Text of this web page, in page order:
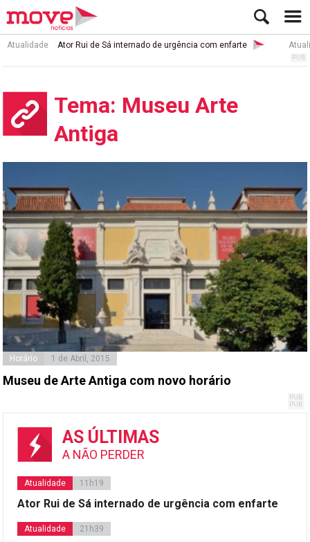
Atualidade Ator Rui de Sá internado de urgência com enfarte
Tema: Museu Arte
Antiga
Horário 1 de Abril, 2015
Museu de Arte Antiga com novo horário
AS ÚLTIMAS
A NÃO PERDER
Atualidade 11h19
Ator Rui de Sá internado de urgência com enfarte
Atualidade 21h39